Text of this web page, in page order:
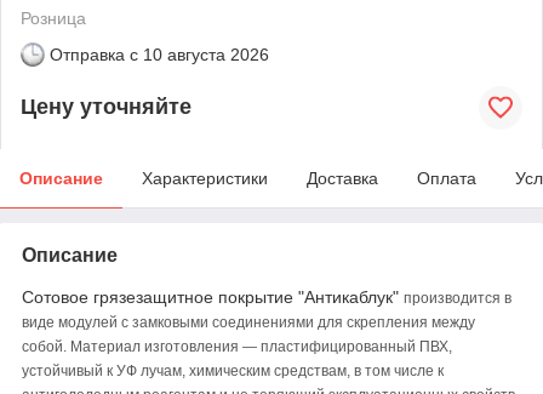
Розница
Отправка с 10 августа 2026
Цену уточняйте
Описание Характеристики Доставка Оплата
Описание
Сотовое грязезащитное покрытие "Антикаблук" производится в
виде модулей с замковыми соединениями для скрепления между
собой. Материал изготовления ― пластифицированный ПВХ,
устойчивый к УФ лучам, химическим средствам, в том числе к